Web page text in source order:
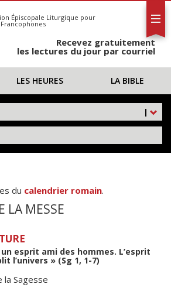
Épiscopale Liturgique pour
Francophones
Recevez gratuitement
les lectures du jour par courriel
LES HEURES LA BIBLE
|
du calendrier romain.
LA MESSE
esprit ami des hommes. L’esprit
l’univers » (Sg 1, 1-7)
la Sagesse